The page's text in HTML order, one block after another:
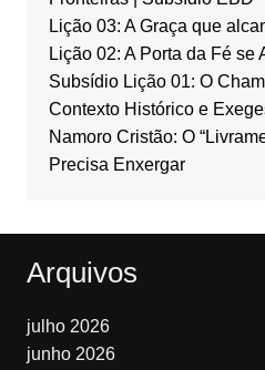
Lição 03: A Graça que
Lição 02: A Porta da Fé se
Subsídio Lição 01: O
Contexto Histórico e
Namoro Cristão: O
Precisa Enxergar
Arquivos
julho 2026
junho 2026